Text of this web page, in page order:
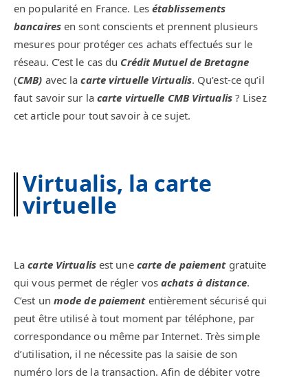
en popularité en France. Les établissements
bancairesen sont conscients et prennent plusieurs
mesures pour protéger ces achats effectués sur le
réseau. C’est le cas du Crédit Mutuel de Bretagne
(CMB) avec lacarte virtuelle Virtualis. Qu’est-ce qu’il
faut savoir sur la carte virtuelle CMB Virtualis? Lisez
cet article pour tout savoir à ce sujet.
Virtualis, la carte
virtuelle
Lacarte Virtualisest une carte de paiementgratuite
qui vous permet de régler vosachats à distance.
C’est un mode de paiemententièrement sécurisé qui
peut être utilisé à tout moment par téléphone, par
correspondance ou même par Internet. Très simple
d’utilisation, il ne nécessite pas la saisie de son
numéro lors de la transaction. Afin de débiter votre